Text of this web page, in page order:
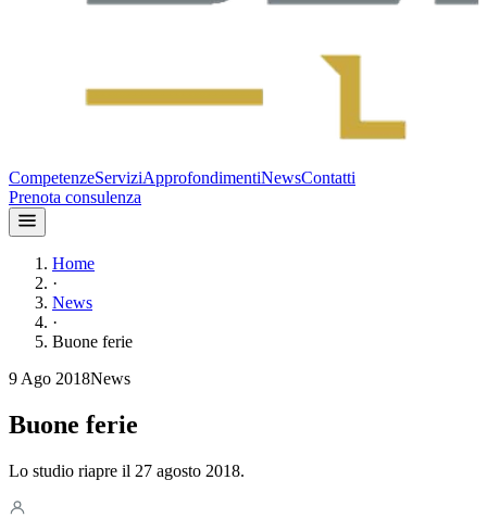
CompetenzeServiziApprofondimentiNewsContatti
Prenota consulenza
Home
·
News
·
Buone ferie
9 Ago 2018News
Buone ferie
Lo studio riapre il 27 agosto 2018.